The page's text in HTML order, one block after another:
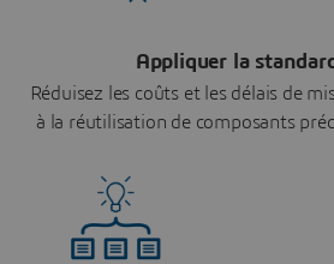
Appliquer la
Réduisez les coûts et les délais de
à la réutilisation de composants